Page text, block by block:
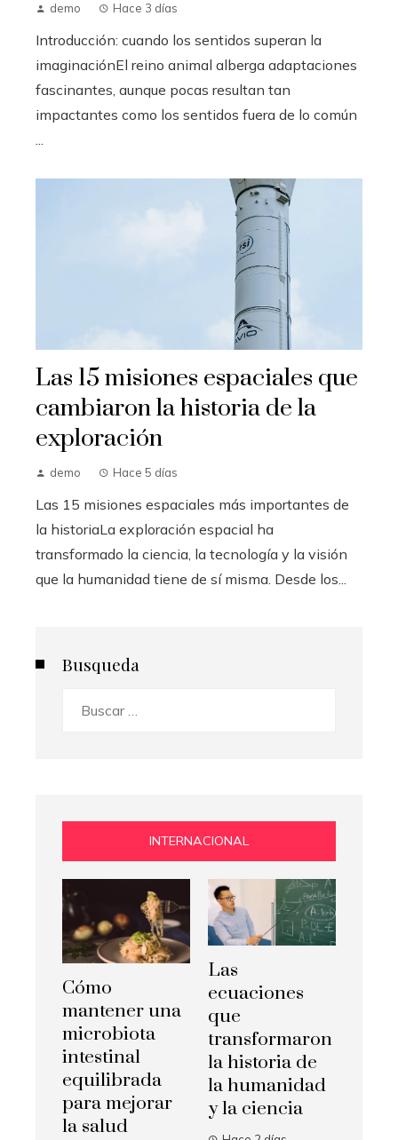
demo Hace 3 días
Introducción: cuando los sentidos superan la
imaginaciónEl reino animal alberga adaptaciones
fascinantes, aunque pocas resultan tan
impactantes como los sentidos fuera de lo común
...
Las 15 misiones espaciales que
cambiaron la historia de la
exploración
demo Hace 5 días
Las 15 misiones espaciales más importantes de
la historiaLa exploración espacial ha
transformado la ciencia, la tecnología y la visión
que la humanidad tiene de sí misma. Desde los...
Busqueda
INTERNACIONAL
Cómo
mantener una
microbiota
intestinal
equilibrada
para mejorar
la salud
Las
ecuaciones
que
transformaron
la historia de
la humanidad
y la ciencia